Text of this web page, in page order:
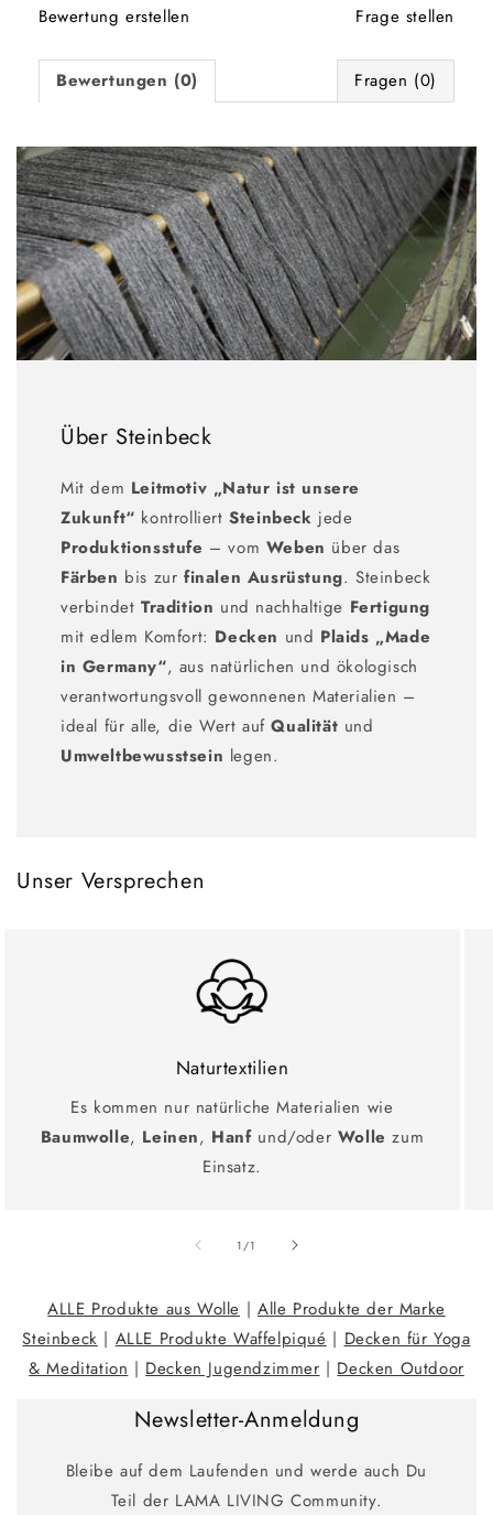
Bewertung erstellen Frage stellen
Bewertungen (0) Fragen (0)
Über Steinbeck
Mit dem Leitmotiv „Natur ist unsere
Zukunft“ kontrolliertSteinbeck jede
Produktionsstufe – vom Weben über das
Färben bis zurfinalen Ausrüstung. Steinbeck
verbindet Tradition und nachhaltige Fertigung
mit edlem Komfort: Decken und Plaids „Made
in Germany“, aus natürlichen und ökologisch
verantwortungsvoll gewonnenen Materialien –
ideal für alle, die Wert aufQualität und
Umweltbewusstsein legen.
Unser Versprechen
Naturtextilien
Es kommen nur natürliche Materialien wie
Baumwolle, Leinen, Hanfund/oder Wolle zum
Einsatz.
1 /Ab1
ALLE Produkte aus Wolle | Alle Produkte der Marke
Steinbeck | ALLE Produkte Waffelpiqué | Decken für Yoga
& Meditation | Decken Jugendzimmer | Decken Outdoor
Newsletter-Anmeldung
Bleibe auf dem Laufenden und werde auch Du
Teil der LAMA LIVING Community.